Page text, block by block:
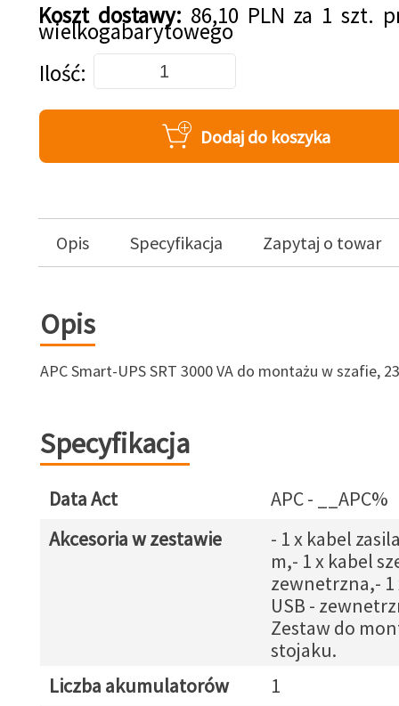
Koszt dostawy: 86,10 PLN za 1 szt.
wielkogabarytowego
Dodaj do koszyka
Ilość
Dodaj do koszyka
Opis Specyfikacja Zapytaj o towar
Opis
APC Smart-UPS SRT 3000 VA do montażu w szafie,
Specyfikacja
Data Act
APC - __APC%
Akcesoria w zestawie
- 1 x kabel
m,- 1 x kabel
zewnetrzna,- 1
USB -
Zestaw do
stojaku.
Liczba akumulatorów
1